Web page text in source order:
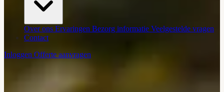
Over ons Ervaringen Bezorg informatie Veelgestelde vragen
Contact
Inloggen Offerte aanvragen